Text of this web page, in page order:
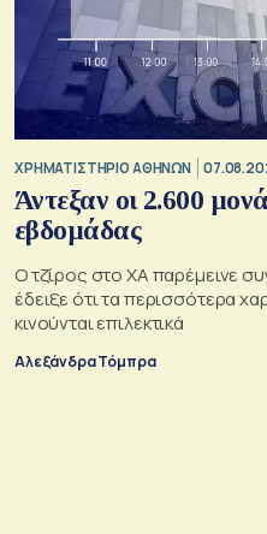
XΡΗΜΑΤΙΣΤΗΡΙΟ ΑΘΗΝΩΝ
Άντεξαν οι 2.600
εβδομάδας
Ο τζίρος στο ΧΑ παρέμεινε
έδειξε ότι τα περισσότερα
κινούνται επιλεκτικά
Αλεξάνδρα Τόμπρα